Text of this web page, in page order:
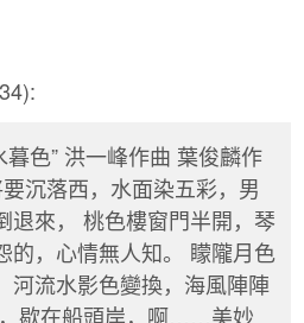
色” 洪一峰作曲 葉俊麟作
沉落西，水面染五彩，男
退來， 桃色樓窗門半開，琴
，心情無人知。 矇隴月色
河流水影色變換，海風陣陣
歇在船頭岸，啊……美妙